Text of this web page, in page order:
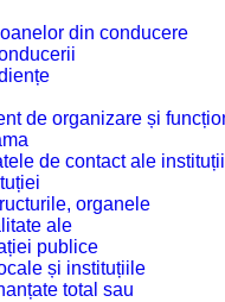
din conducere
de organizare și
de contact ale
organele
ale
publice
și instituțiile
total sau